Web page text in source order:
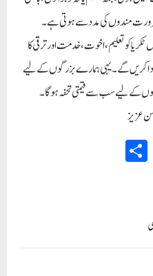
مندوں کی مدد سے ہوتی ہے۔
کو تعلیم، اخوت، خدمت اور ترقی کا
ادا کریں گے۔ یہی ہمارے بزرگوں کے لیے
کے لیے سب سے قیمتی تحفہ ہوگا۔
عزیز
E
m